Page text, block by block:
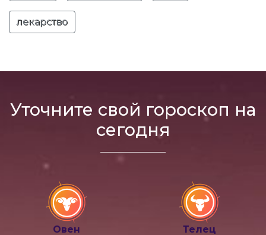
лекарство
Уточните свой гороскоп на
сегодня
Овен Телец